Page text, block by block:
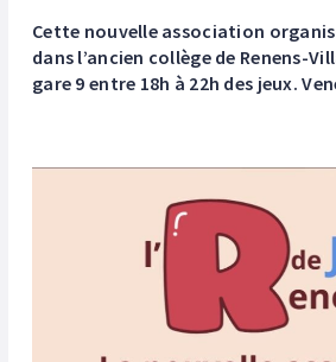
Cette nouvelle association
dans l’ancien collège de Renens-
gare 9 entre 18h à 22h des jeux.